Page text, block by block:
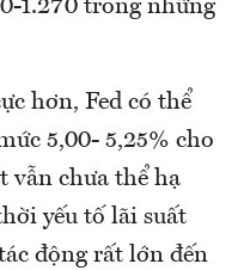
1.270 trong những
hơn, Fed có thể
5,00- 5,25% cho
vẫn chưa thể hạ
yếu tố lãi suất
động rất lớn đến